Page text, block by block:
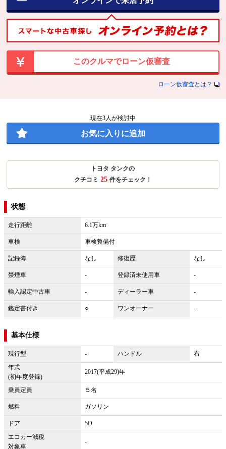
このクルマでローン仮審査
ローン仮審査とは？
現在3人が検討中
お気に入りに追加
トヨタ タンクの
クチコミ 25 件をチェック！
状態
走行距離 6.1万km
車検 車検整備付
記録簿 なし 修復歴 なし
禁煙車 - 登録済未使用車 -
輸入認定中古車 - ディーラー車 -
鑑定書付き ○ ワンオーナー -
基本仕様
現行型 - ハンドル
右
年式
(初年度登録)
2017(平成29)年
乗員定員 ５名
燃料 ガソリン
ドア
5D
エコカー減税
対象車
-